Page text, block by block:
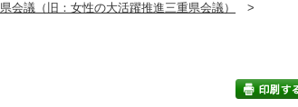
会議（旧：女性の大活躍推進三重県会議）
>